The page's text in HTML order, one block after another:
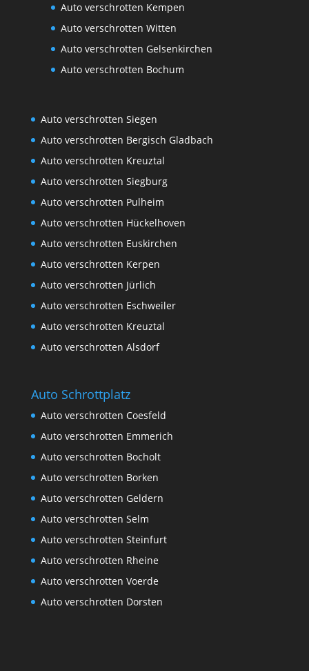
Auto verschrotten Kempen
Auto verschrotten Witten
Auto verschrotten Gelsenkirchen
Auto verschrotten Bochum
Auto verschrotten Siegen
Auto verschrotten Bergisch Gladbach
Auto verschrotten Kreuztal
Auto verschrotten Siegburg
Auto verschrotten Pulheim
Auto verschrotten Hückelhoven
Auto verschrotten Euskirchen
Auto verschrotten Kerpen
Auto verschrotten Jürlich
Auto verschrotten Eschweiler
Auto verschrotten Kreuztal
Auto verschrotten Alsdorf
Auto Schrottplatz
Auto verschrotten Coesfeld
Auto verschrotten Emmerich
Auto verschrotten Bocholt
Auto verschrotten Borken
Auto verschrotten Geldern
Auto verschrotten Selm
Auto verschrotten Steinfurt
Auto verschrotten Rheine
Auto verschrotten Voerde
Auto verschrotten Dorsten